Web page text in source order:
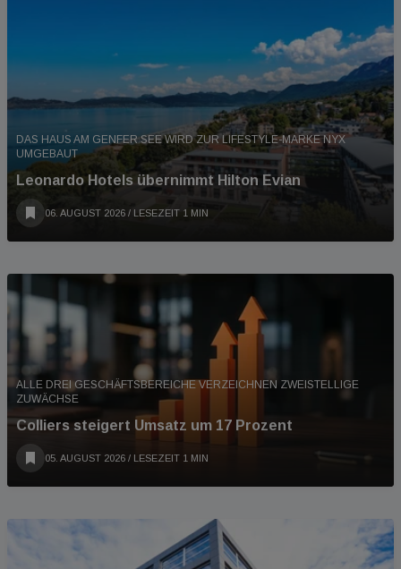
DAS HAUS AM GENFER SEE WIRD ZUR LIFESTYLE-MARKE NYX
UMGEBAUT
Leonardo Hotels übernimmt Hilton Evian
06. AUGUST 2026 / LESEZEIT 1 MIN
ALLE DREI GESCHÄFTSBEREICHE VERZEICHNEN ZWEISTELLIGE
ZUWÄCHSE
Colliers steigert Umsatz um 17 Prozent
05. AUGUST 2026 / LESEZEIT 1 MIN